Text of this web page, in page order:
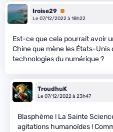
Iroise29 Premium
Le 07/12/2022 à 18h22
Est-ce que cela pourrait avoir
Chine que mène les États-Unis
technologies du numérique ?
TroudhuK
Le 07/12/2022 à 23h47
Blasphème ! La Sainte
agitations humanoïdes !